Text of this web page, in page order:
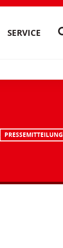
SERVICE
PRESSEMITTEILUNG